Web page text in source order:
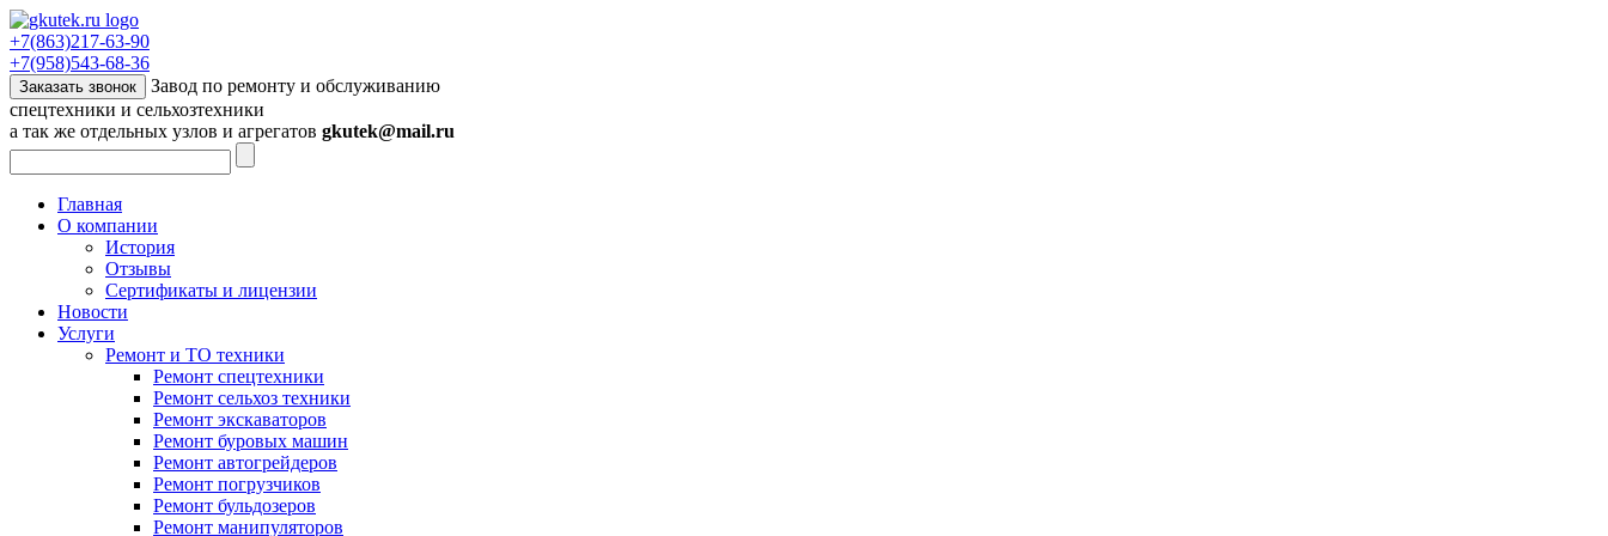
+7(863)217-63-90
+7(958)543-68-36
Заказать звонок
Завод по ремонту и обслуживанию
спецтехники и сельхозтехники
а так же отдельных узлов и агрегатов gkutek@mail.ru
Главная
О компании
История
Отзывы
Сертификаты и лицензии
Новости
Услуги
Ремонт и ТО техники
Ремонт спецтехники
Ремонт сельхоз техники
Ремонт экскаваторов
Ремонт буровых машин
Ремонт автогрейдеров
Ремонт погрузчиков
Ремонт бульдозеров
Ремонт манипуляторов